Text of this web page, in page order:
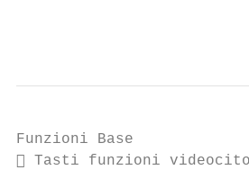
Funzioni Base
 Tasti funzioni